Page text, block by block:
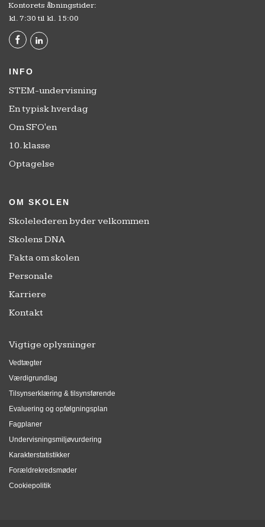
Kontorets åbningstider:
kl. 7:30 til kl. 15:00
INFO
STEM-undervisning
En typisk hverdag
Om SFO'en
10. klasse
Optagelse
OM SKOLEN
Skolelederen byder velkommen
Skolens DNA
Fakta om skolen
Personale
Karriere
Kontakt
Vigtige oplysninger
Vedtægter
Værdigrundlag
Tilsynserklæring & tilsynsførende
Evaluering og opfølgningsplan
Fagplaner
Undervisningsmiljøvurdering
Karakterstatistikker
Forældrekredsmøder
Cookiepolitik